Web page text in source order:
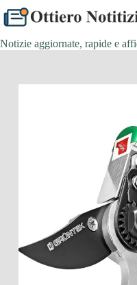
al
contenuto
Notizie aggiornate, rapide e